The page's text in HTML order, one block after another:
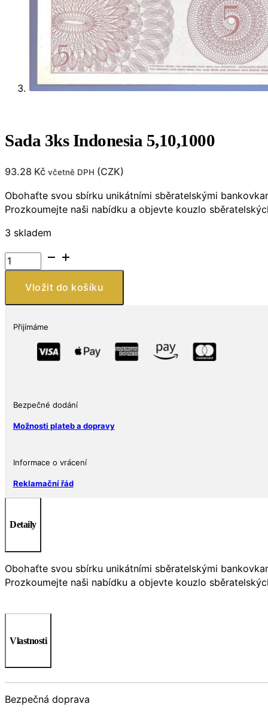
Sada 3ks Indonesia 5,10,1000
93.28 Kč včetně DPH (CZK)
Obohaťte svou sbírku unikátními sběratelskými
Prozkoumejte naši nabídku a objevte kouzlo
3 skladem
Sada
3ks
Indonesia
Vložit do košíku
Přijímáme
Bezpečné dodání
Možnosti plateb a dopravy
Informace o vrácení
Reklamační řád
Detaily
Obohaťte svou sbírku unikátními sběratelskými
Prozkoumejte naši nabídku a objevte kouzlo
Vlastnosti
Bezpečná doprava